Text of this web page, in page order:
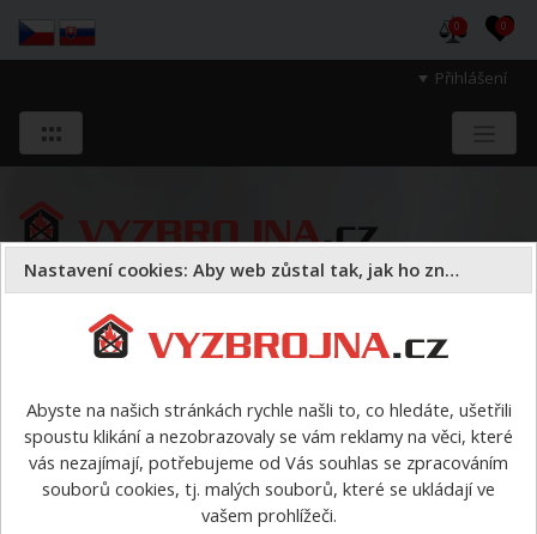
Přihlášení
0 0
a majetek druhých.
Hasicí přístroje a spreje vodní hasicí přístroje
vodní hasicí přístroje
Nastavení cookies: Aby web zůstal tak, jak ho znáte
Abyste na našich stránkách rychle našli to, co hledáte, ušetřili
spoustu klikání a nezobrazovaly se vám reklamy na věci, které
vás nezajímají, potřebujeme od Vás souhlas se zpracováním
souborů cookies, tj. malých souborů, které se ukládají ve
vašem prohlížeči.